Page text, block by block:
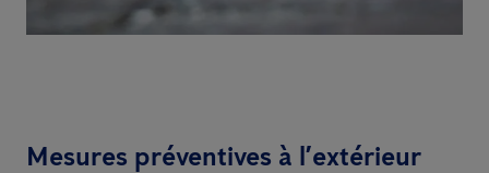
Mesures préventives à l’extérieur